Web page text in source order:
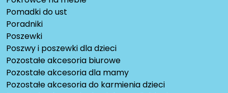
Pomadki do ust
Poradniki
Poszewki
Poszwy i poszewki dla dzieci
Pozostałe akcesoria biurowe
Pozostałe akcesoria dla mamy
Pozostałe akcesoria do karmienia dzieci